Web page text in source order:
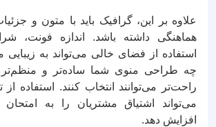
علاوه بر این، گرافیک باید با متون و
هماهنگی داشته باشد. اندازه فونت،
استفاده از فضای خالی می‌تواند به
چه طراحی منوی شما ساده‌تر و منظم‌تر
راحت‌تر می‌توانند انتخاب کنند. استفاده
می‌تواند اشتیاق مشتریان را به
افزایش دهد.